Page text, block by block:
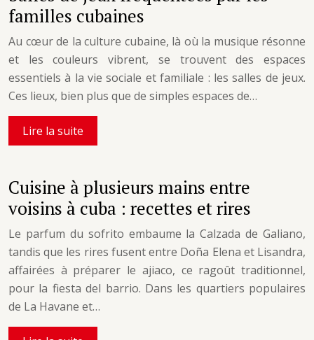
familles cubaines
Au cœur de la culture cubaine, là où la musique résonne
et les couleurs vibrent, se trouvent des espaces
essentiels à la vie sociale et familiale : les salles de jeux.
Ces lieux, bien plus que de simples espaces de…
Lire la suite
Cuisine à plusieurs mains entre
voisins à cuba : recettes et rires
Le parfum du sofrito embaume la Calzada de Galiano,
tandis que les rires fusent entre Doña Elena et Lisandra,
affairées à préparer le ajiaco, ce ragoût traditionnel,
pour la fiesta del barrio. Dans les quartiers populaires
de La Havane et…